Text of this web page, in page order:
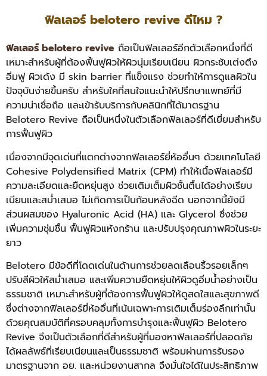
ฟิลเลอร์ belotero revive ดีไหม ?
ฟิลเลอร์ belotero revive ถือเป็นฟิลเลอร์อีกตัวเลือกหนึ่งที่ดี
เหมาะสำหรับผู้ที่ต้องฟื้นฟูผิวให้ผิวนุ่มเรียบเนียน ผิวกระชับเต่งตึง
อิ่มฟู ผิวเด้ง มี skin barrier ที่แข็งแรง ช่วยทำให้การดูแลผิวใน
ปัจจุบันง่ายขึ้นครับ สำหรับใคที่สนใจแนะนำให้ปรึกษาแพทย์ที่มี
ความน่าเชื่อถือ และเข้ารับบริการกับคลินิกที่ได้มาตรฐาน
Belotero Revive ถือเป็นหนึ่งในตัวเลือกฟิลเลอร์ที่ดีเยี่ยมสำหรับ
การฟื้นฟูผิว
เนื่องจากมีจุดเด่นที่แตกต่างจากฟิลเลอร์ยี่ห้ออื่นๆ ด้วยเทคโนโลยี
Cohesive Polydensified Matrix (CPM) ทำให้เนื้อฟิลเลอร์มี
ความละเอียดและยืดหยุ่นสูง ช่วยเติมเต็มผิวชั้นตื้นได้อย่างเรียบ
เนียนและสม่ำเสมอ ไม่เกิดการเป็นก้อนหลังฉีด นอกจากนี้ยังมี
ส่วนผสมของ Hyaluronic Acid (HA) และ Glycerol ซึ่งช่วย
เพิ่มความชุ่มชื้น ฟื้นฟูผิวแห้งกร้าน และปรับปรุงคุณภาพผิวในระยะ
ยาว
Belotero มีข้อดีที่โดดเด่นในด้านการช่วยลดเลือนริ้วรอยเล็กๆ
ปรับสีผิวให้สม่ำเสมอ และเพิ่มความยืดหยุ่นให้ผิวดูอิ่มน้ำอย่างเป็น
ธรรมชาติ เหมาะสำหรับผู้ที่ต้องการฟื้นฟูผิวให้ดูสดใสและสุขภาพดี
ซึ่งต่างจากฟิลเลอร์ยี่ห้ออื่นที่เน้นเฉพาะการเติมเต็มร่องลึกเท่านั้น
ด้วยคุณสมบัติที่ครอบคลุมทั้งการบำรุงและฟื้นฟูผิว Belotero
Revive จึงเป็นตัวเลือกที่ดีสำหรับผู้ที่มองหาฟิลเลอร์ที่ปลอดภัย
ได้ผลลัพธ์ที่เรียบเนียนและเป็นธรรมชาติ พร้อมผ่านการรับรอง
มาตรฐานจาก อย. และหน่วยงานสากล จึงมั่นใจได้ในประสิทธิภาพ